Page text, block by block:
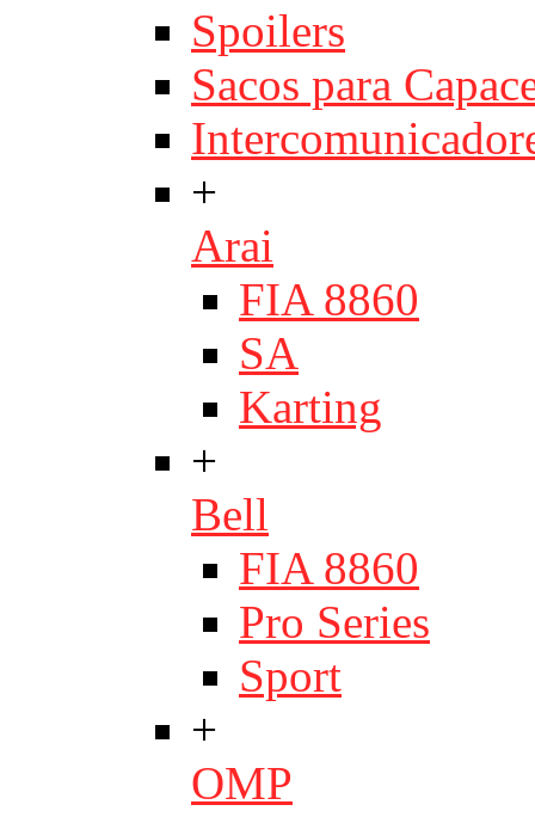
Spoilers
Sacos para
+
Arai
FIA 8860
SA
Karting
+
Bell
FIA 8860
Pro Series
Sport
+
OMP